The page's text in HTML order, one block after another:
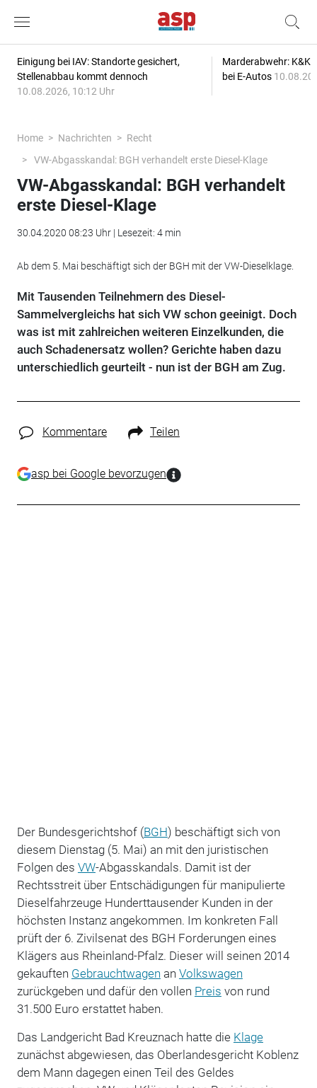
Einigung bei IAV: Standorte gesichert,
Stellenabbau kommt dennoch
10.08.2026, 10:12 Uhr
Marderabwehr: K&K
bei E-Autos
Home Nachrichten
Recht
VW-Abgasskandal: BGH verhandelt erste Diesel-Klage
VW-Abgasskandal: BGH verhandelt
erste Diesel-Klage
30.04.2020 08:23 Uhr | Lesezeit: 4 min
Ab dem 5. Mai beschäftigt sich der BGH mit der VW-Dieselklage.
Mit Tausenden Teilnehmern des Diesel-
Sammelvergleichs hat sich VW schon geeinigt. Doch
was ist mit zahlreichen weiteren Einzelkunden, die
auch Schadenersatz wollen? Gerichte haben dazu
unterschiedlich geurteilt - nun ist der BGH am Zug.
Kommentare Teilen
asp bei Google bevorzugen
Der Bundesgerichtshof (BGH) beschäftigt sich von
diesem Dienstag (5. Mai) an mit den juristischen
Folgen des VW-Abgasskandals. Damit ist der
Rechtsstreit über Entschädigungen für manipulierte
Dieselfahrzeuge Hunderttausender Kunden in der
höchsten Instanz angekommen. Im konkreten Fall
prüft der 6. Zivilsenat des BGH Forderungen eines
Klägers aus Rheinland-Pfalz. Dieser will seinen 2014
gekauften Gebrauchtwagen an Volkswagen
zurückgeben und dafür den vollen Preis von rund
31.500 Euro erstattet haben.
Das Landgericht Bad Kreuznach hatte die Klage
zunächst abgewiesen, das Oberlandesgericht Koblenz
dem Mann dagegen einen Teil des Geldes